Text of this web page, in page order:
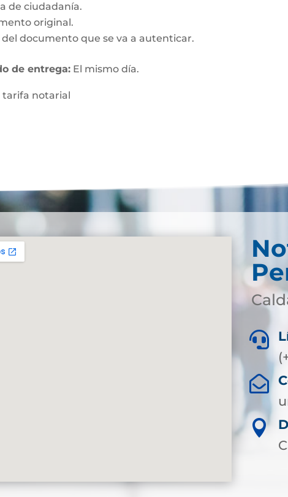
de ciudadanía.
original.
del documento que se va a autenticar.
de entrega: El mismo día.
tarifa notarial


